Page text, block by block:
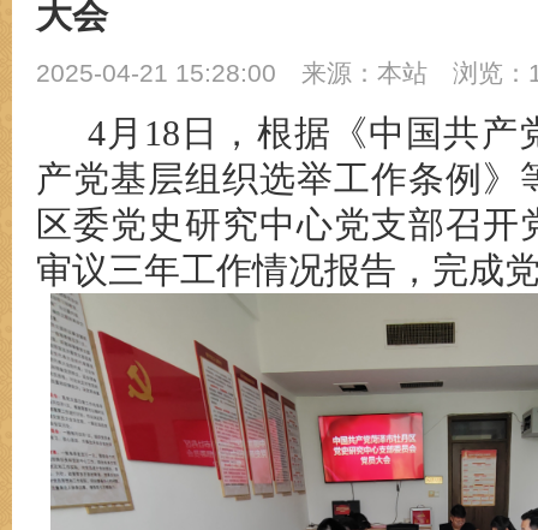
大会
2025-04-21 15:28:00 来源：本站 浏览：
4月18 日，根据《中国共产
产党基层组织选举工作条例》
区委党史研究中心党支部召开
审议三年工作情况报告， 完成